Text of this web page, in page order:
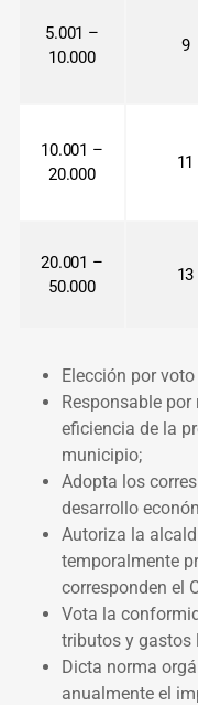
5.001 –
10.000
9
10.001 –
20.000
11
20.001 –
50.000
13
Elección por
Responsable
eficiencia de la
municipio;
Adopta los
desarrollo
Autoriza la
temporalmente
corresponden el
Vota la
tributos y gastos
Dicta norma
anualmente el